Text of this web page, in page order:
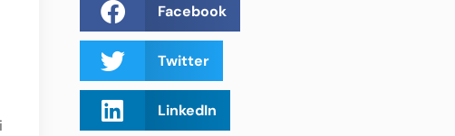
Facebook
Twitter
LinkedIn